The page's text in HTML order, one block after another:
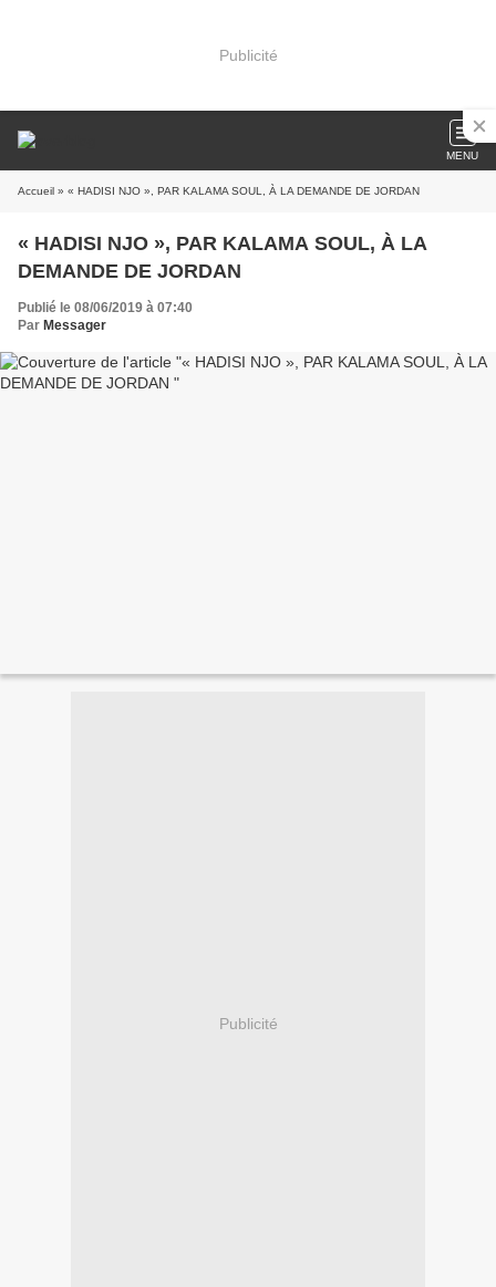
Publicité
MENU
Accueil » « HADISI NJO », PAR KALAMA SOUL, À LA DEMANDE DE JORDAN
« HADISI NJO », PAR KALAMA SOUL, À LA
DEMANDE DE JORDAN
Publié le 08/06/2019 à 07:40
Par Messager
Publicité